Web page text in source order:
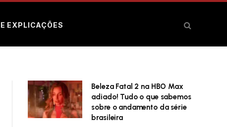
EXPLICAÇÕES
Beleza Fatal 2 na HBO Max
adiado! Tudo o que sabemos
sobre o andamento da série
brasileira